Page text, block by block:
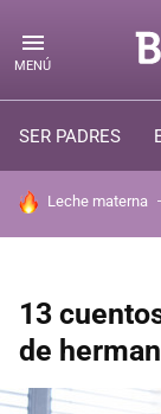
MENÚ
SER PADRES
HOY SE HABLA
Leche materna
13
de